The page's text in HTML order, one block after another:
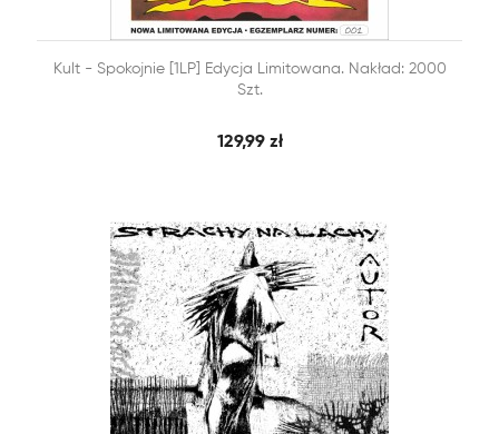
 DODAJ DO KOSZYKA SZYBKI PODGLĄD
Kult - Spokojnie [1LP] Edycja Limitowana. Nakład: 2000
Szt.
129,99 zł